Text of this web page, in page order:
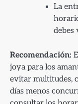
La
debes
Recomendación:
joya para los
evitar multitudes,
días menos